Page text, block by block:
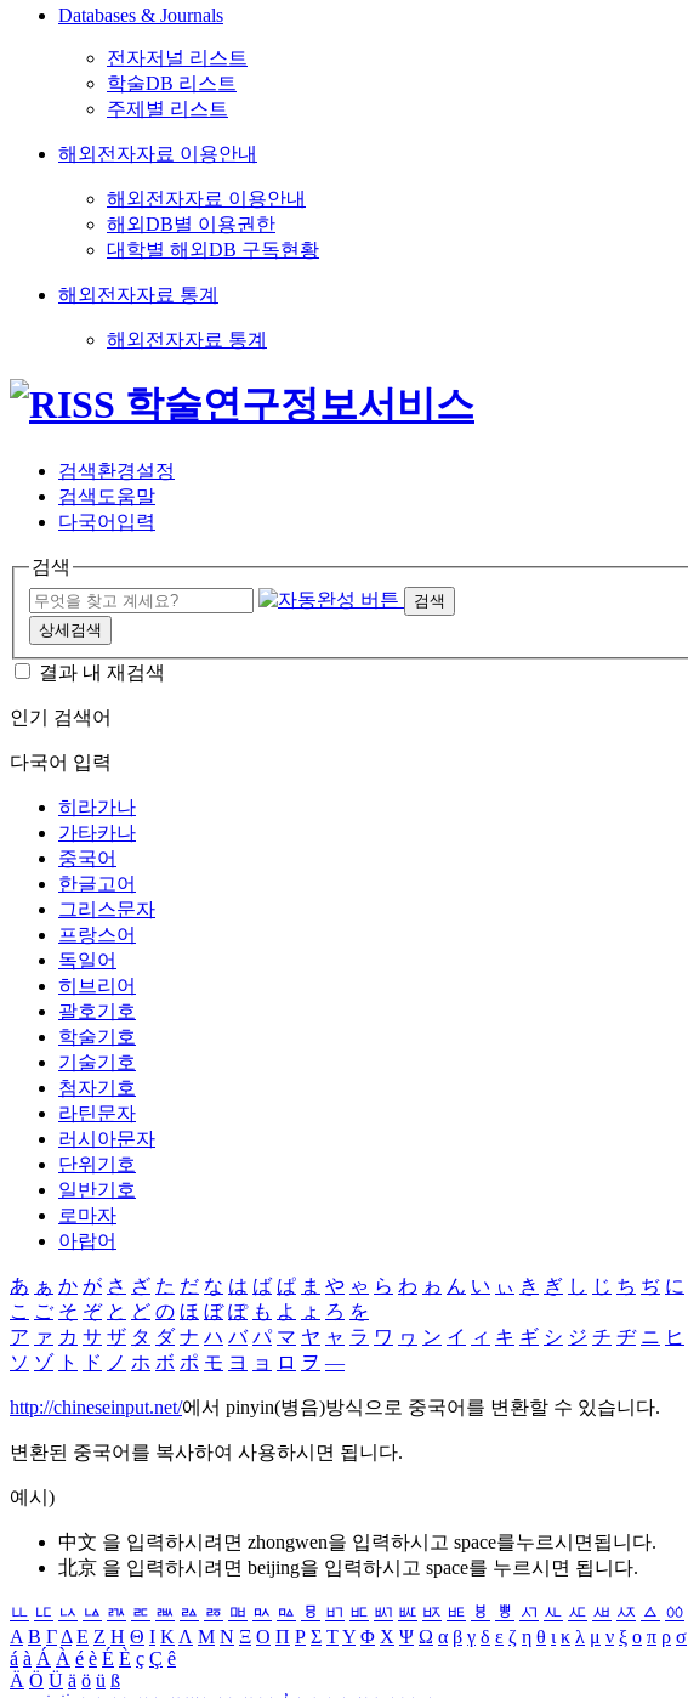
Databases & Journals
전자저널 리스트
학술DB 리스트
주제별 리스트
해외전자자료 이용안내
해외전자자료 이용안내
해외DB별 이용권한
대학별 해외DB 구독현황
해외전자자료 통계
해외전자자료 통계
검색환경설정
검색도움말
다국어입력
검색
검색
상세검색
결과 내 재검색
인기 검색어
다국어 입력
히라가나
가타카나
중국어
한글고어
그리스문자
프랑스어
독일어
히브리어
괄호기호
학술기호
기술기호
첨자기호
라틴문자
러시아문자
단위기호
일반기호
로마자
아랍어
あ ぁ か が さ ざ た だ な は ば ぱ ま や ゃ ら わ ゎ ん い ぃ き ぎ し じ ち ぢ に
こ ご そ ぞ と ど の ほ ぼ ぽ も よ ょ ろ を
ア ァ カ サ ザ タ ダ ナ ハ バ パ マ ヤ ャ ラ ワ ヮ ン イ ィ キ ギ シ ジ チ ヂ ニ ヒ
ソ ゾ ト ド ノ ホ ボ ポ モ ヨ ョ ロ ヲ ―
http://chineseinput.net/에서 pinyin(병음)방식으로 중국어를 변환할 수 있습니다.
변환된 중국어를 복사하여 사용하시면 됩니다.
예시)
中文 을 입력하시려면 zhongwen을 입력하시고 space를누르시면됩니다.
北京 을 입력하시려면 beijing을 입력하시고 space를 누르시면 됩니다.
ㅥ ㅦ ㅧ ㅨ ㅩ ㅪ ㅫ ㅬ ㅭ ㅮ ㅯ ㅰ ㅱ ㅲ ㅳ ㅴ ㅵ ㅶ ㅷ ㅸ ㅹ ㅺ ㅻ ㅼ ㅽ ㅾ ㅿ ㆀ
Α Β ΓΔ Ε Ζ Η Θ Ι ΚΛ Μ Ν Ξ Ο Π Ρ Σ ΤΥ Φ Χ Ψ Ω α β γ δ ε ζ η θ ι κ λ μ ν ξ ο π ρ σ
á à Á À é è É È ç Ç ê
Ä Ö Ü ä ö ü ß